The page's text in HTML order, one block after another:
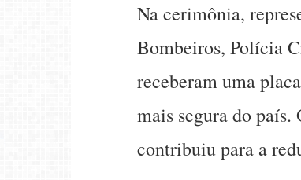
Na cerimônia,
Bombeiros, Polícia
receberam uma
mais segura do
contribuiu para a